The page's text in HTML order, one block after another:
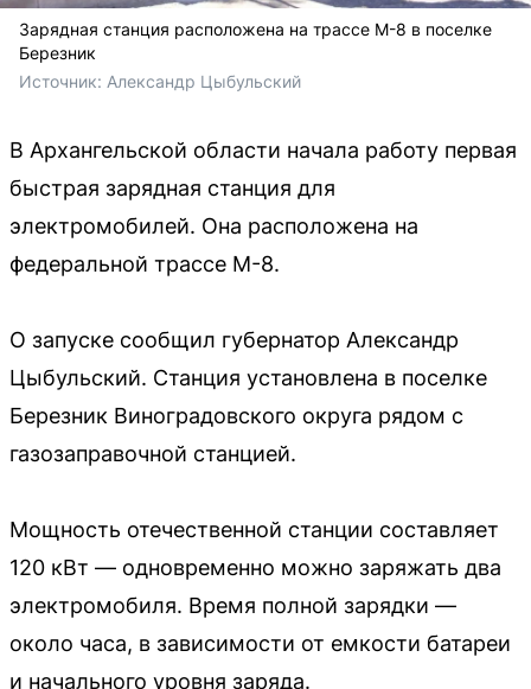
Зарядная станция расположена на трассе М-8 в поселке
Березник
Источник: Александр Цыбульский
В Архангельской области начала работу первая
быстрая зарядная станция для
электромобилей. Она расположена на
федеральной трассе М-8.
О запуске сообщил губернатор Александр
Цыбульский. Станция установлена в поселке
Березник Виноградовского округа рядом с
газозаправочной станцией.
Мощность отечественной станции составляет
120 кВт — одновременно можно заряжать два
электромобиля. Время полной зарядки —
около часа, в зависимости от емкости батареи
и начального уровня заряда.